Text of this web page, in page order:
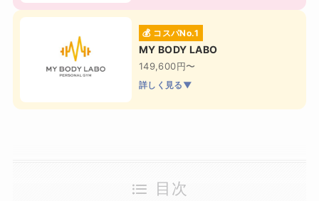
💰 コスパNo.1
MY BODY LABO
149,600円〜
詳しく見る▼
目次